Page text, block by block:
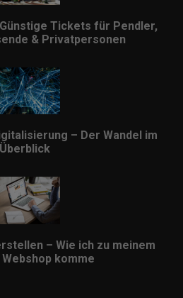
Tickets für Pendler,
& Privatpersonen
– Der Wandel im
Überblick
– Wie ich zu meinem
komme